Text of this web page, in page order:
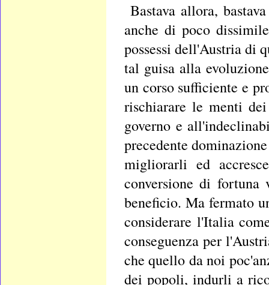
Bastava allora,
anche di poco
possessi dell'Austria di
tal guisa alla
un corso sufficiente e
rischiarare le menti
governo e
precedente
migliorarli ed
conversione di
beneficio. Ma fermato
considerare l'Italia
conseguenza per
che quello da noi
dei popoli, indurli a